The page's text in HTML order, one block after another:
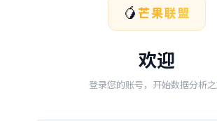
🥭芒果联盟
欢迎
登录您的账号，开始数据分析